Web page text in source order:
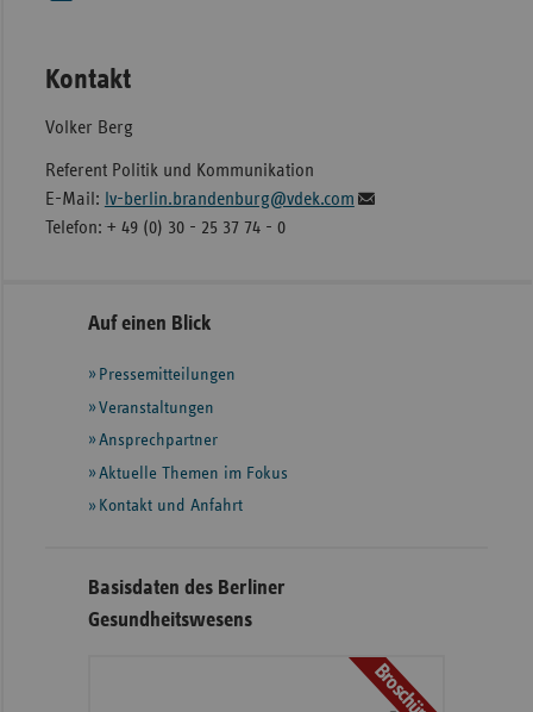
Kontakt
Volker Berg
Referent Politik und Kommunikation
E-Mail: lv-berlin.brandenburg@vdek.com
Telefon: + 49 (0) 30 - 25 37 74 - 0
Seitennavigation
Seitenleiste
weiteren
Informationen
Auf einen Blick
Pressemitteilungen
Veranstaltungen
Ansprechpartner
Aktuelle Themen im Fokus
Kontakt und Anfahrt
Basisdaten des Berliner
Gesundheitswesens
Broschüre